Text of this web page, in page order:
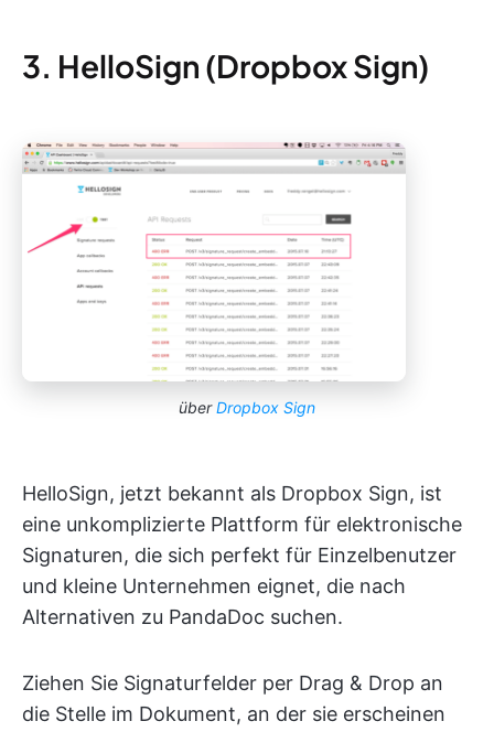
3. HelloSign (Dropbox Sign)
überDropbox Sign
HelloSign, jetzt bekannt als Dropbox Sign, ist
eine unkomplizierte Plattform für elektronische
Signaturen, die sich perfekt für Einzelbenutzer
und kleine Unternehmen eignet, die nach
Alternativen zu PandaDoc suchen.
Ziehen Sie Signaturfelder per Drag & Drop an
die Stelle im Dokument, an der sie erscheinen